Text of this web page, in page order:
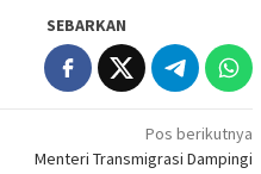
SEBARKAN
Pos berikutnya
Menteri Transmigrasi Dampingi